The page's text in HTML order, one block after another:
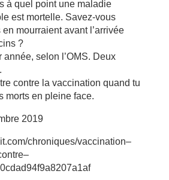
à quel point une maladie
est mortelle. Savez-vous
mourraient avant l’arrivée
?
année, selon l’OMS. Deux
contre la vaccination quand tu
morts en pleine face.
2019
chroniques/vaccination–